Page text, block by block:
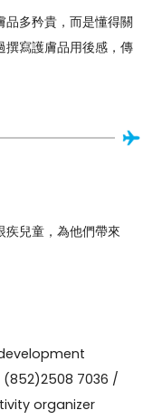
多矜貴，而是懂得關
撰寫護膚品用後感，傳
疾兒童，為他們帶來
7036 /
organizer